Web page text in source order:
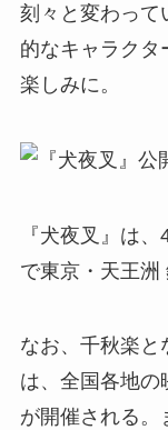
刻々と変わって
的なキャラクタ
楽しみに。
『犬夜叉』は
で東京・天王洲
なお、千秋楽と
は、全国各地の
が開催される。